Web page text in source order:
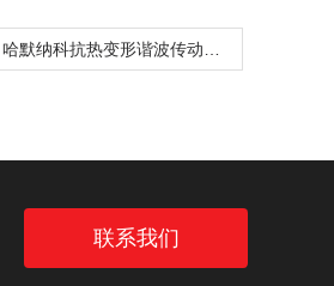
联系我们